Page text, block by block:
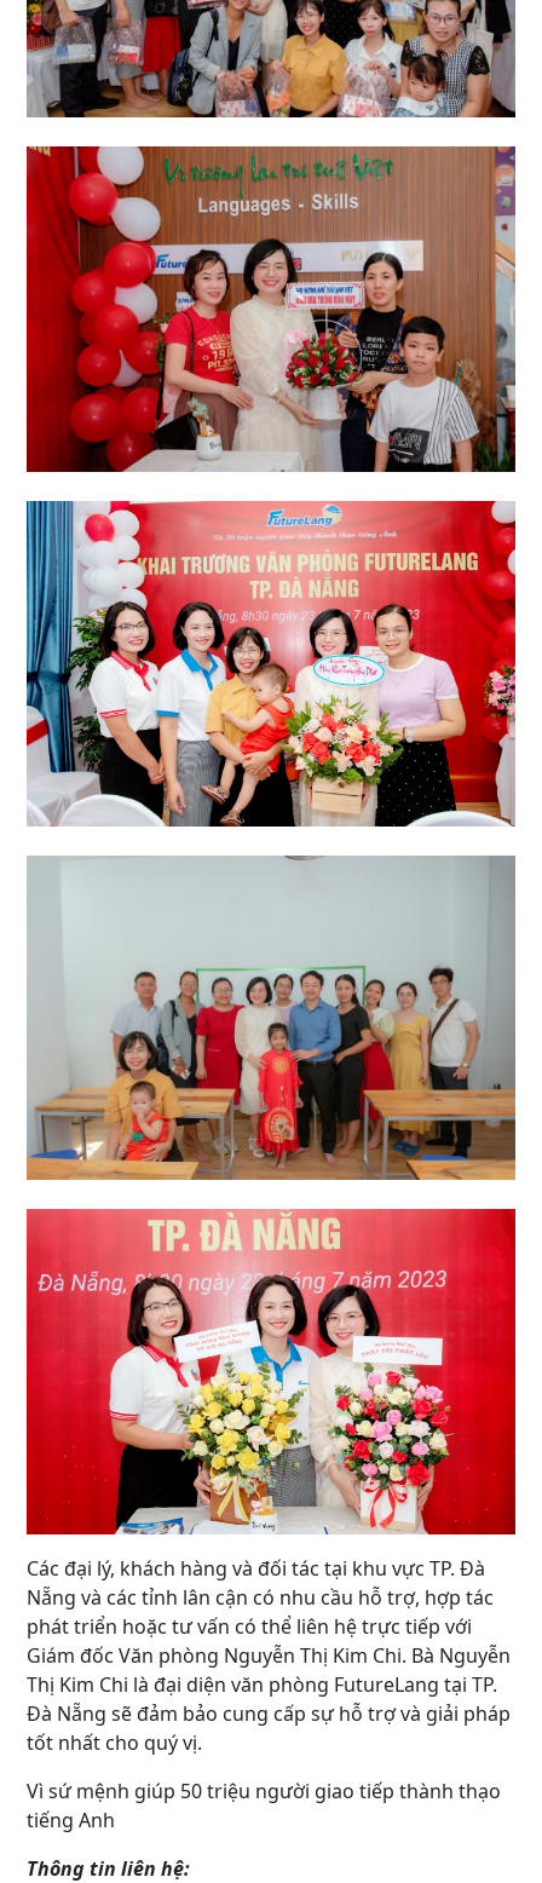
Các đại lý, khách hàng và đối tác tại khu vực TP. Đà
Nẵng và các tỉnh lân cận có nhu cầu hỗ trợ, hợp tác
phát triển hoặc tư vấn có thể liên hệ trực tiếp với
Giám đốc Văn phòng Nguyễn Thị Kim Chi. Bà Nguyễn
Thị Kim Chi là đại diện văn phòng FutureLang tại TP.
Đà Nẵng sẽ đảm bảo cung cấp sự hỗ trợ và giải pháp
tốt nhất cho quý vị.
Vì sứ mệnh giúp 50 triệu người giao tiếp thành thạo
tiếng Anh
Thông tin liên hệ: